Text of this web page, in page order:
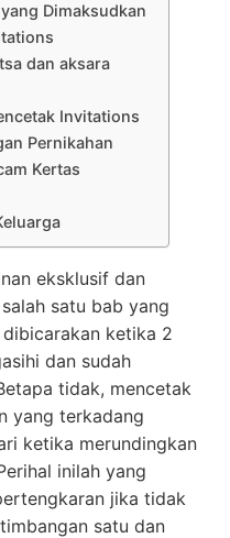
Dimaksudkan
dan aksara
Invitations
Pernikahan
Kertas
eksklusif dan
satu bab yang
ketika 2
dan sudah
tidak, mencetak
yang terkadang
ketika merundingkan
inilah yang
jika tidak
satu dan